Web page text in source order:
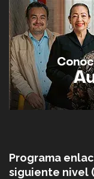
Programa
siguiente nivel